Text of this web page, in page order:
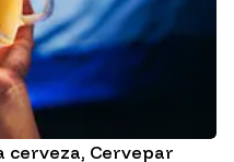
cerveza, Cervepar